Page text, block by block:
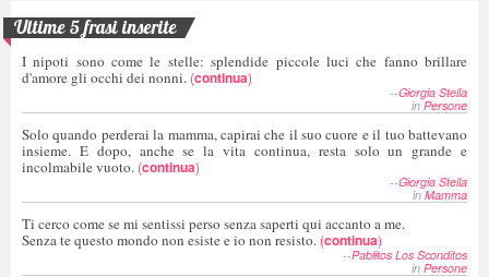
Ultime 5 frasi inserite
I nipoti sono come le stelle: splendide piccole luci che fanno brillare
d'amore gli occhi dei nonni. (continua)
--Giorgia Stella
inPersone
Solo quando perderai la mamma, capirai che il suo cuore e il tuo battevano
insieme. E dopo, anche se la vita continua, resta solo un grande e
incolmabile vuoto. (continua)
--Giorgia Stella
inMamma
Ti cerco come se mi sentissi perso senza saperti qui accanto a me.
Senza te questo mondo non esiste e io non resisto. (continua)
--Pablitos Los Sconditos
in Persone